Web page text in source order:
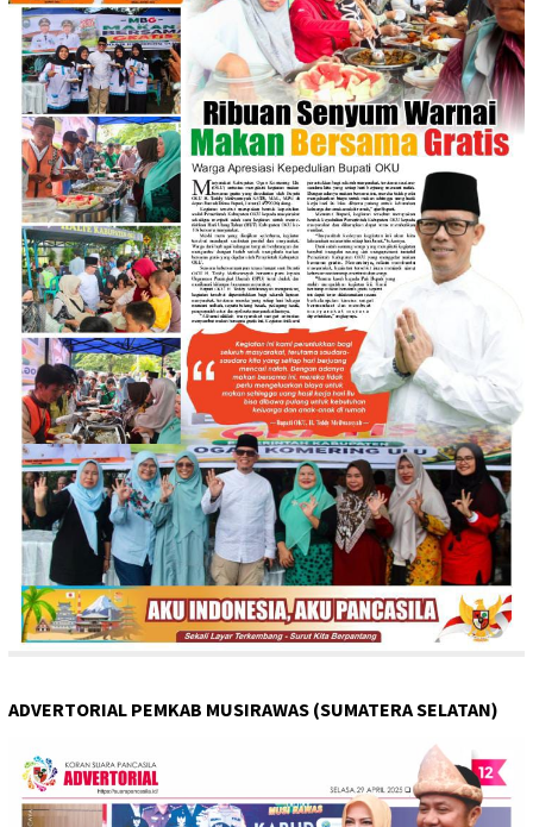
ADVERTORIAL PEMKAB MUSIRAWAS (SUMATERA SELATAN)